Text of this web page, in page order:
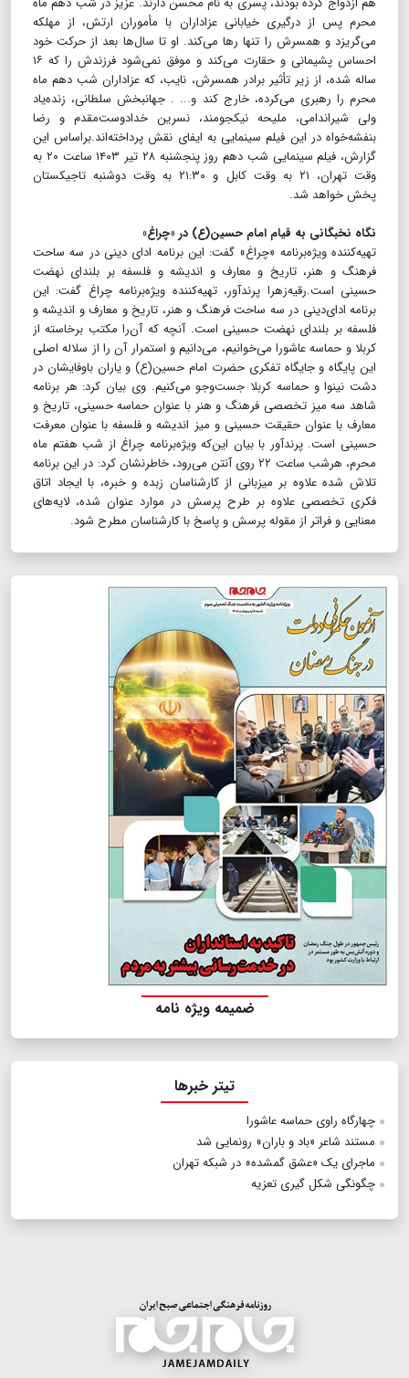
محرم پس از درگیری خیابانی عزاداران با مأموران ارتش، از مهلکه
می‌گریزد و همسرش را تنها رها می‌کند. او تا سال‌ها بعد از حرکت خود
احساس پشیمانی و حقارت می‌کند و موفق نمی‌شود فرزندش را که ۱۶
ساله شده، از زیر تأثیر برادر همسرش، نایب، که عزاداران شب دهم ماه
محرم را رهبری می‌کرده، خارج کند و... . جهانبخش سلطانی، زنده‌یاد
ولی شیراندامی، ملیحه نیکجومند، نسرین خدادوست‌مقدم و رضا
بنفشه‌خواه در این فیلم سینمایی به ایفای نقش پرداخته‌اند.براساس این
گزارش، فیلم سینمایی شب دهم روز پنجشنبه ۲۸ تیر ۱۴۰۳ ساعت ۲۰ به
وقت تهران، ۲۱ به وقت کابل و ۲۱:۳۰ به وقت دوشنبه تاجیکستان
پخش خواهد شد.
نگاه نخبگانی به قیام امام حسین(ع) در «چراغ»
تهیه‌کننده ویژه‌برنامه «چراغ» گفت: این برنامه ادای دینی در سه ساحت
فرهنگ و هنر، تاریخ و معارف و اندیشه و فلسفه بر بلندای نهضت
حسینی است.رقیه‌زهرا پرندآور، تهیه‌کننده ویژه‌برنامه چراغ گفت: این
برنامه ادای‌دینی در سه ساحت فرهنگ و هنر، تاریخ و معارف و اندیشه و
فلسفه بر بلندای نهضت حسینی است. آنچه که آن‌را مکتب برخاسته از
کربلا و حماسه عاشورا می‌خوانیم، می‌دانیم و استمرار آن را از سلاله اصلی
این پایگاه و جایگاه تفکری حضرت امام حسین(ع) و یاران باوفایشان در
دشت نینوا و حماسه کربلا جست‌وجو می‌کنیم. وی بیان کرد: هر برنامه
شاهد سه میز تخصصی فرهنگ و هنر با عنوان حماسه حسینی، تاریخ و
معارف با عنوان حقیقت حسینی و میز اندیشه و فلسفه با عنوان معرفت
حسینی است. پرندآور با بیان این‌که ویژه‌برنامه چراغ از شب هفتم ماه
محرم، هرشب ساعت ۲۲ روی آنتن می‌رود، خاطرنشان کرد: در این برنامه
تلاش شده علاوه‌ بر میزبانی از کارشناسان زبده و خبره، با ایجاد اتاق
فکری تخصصی علاوه‌ بر طرح پرسش در موارد عنوان شده، لایه‌های
معنایی و فراتر از مقوله پرسش‌ و پاسخ با کارشناسان مطرح شود.
ضمیمه ویژه نامه
تیتر خبرها
چهارگاه راوی حماسه عاشورا
مستند شاعر «باد و باران» رونمایی شد
ماجرای یک «عشق گمشده» در شبکه تهران
چگونگی شکل گیری تعزیه